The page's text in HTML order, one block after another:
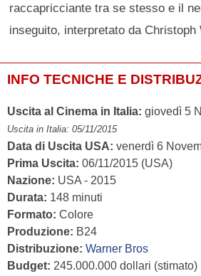
raccapricciante tra se stesso e il
inseguito, interpretato da Christoph
INFO TECNICHE E
Uscita al Cinema in Italia: giovedì 5
Uscita in Italia: 05/11/2015
Data di Uscita USA: venerdì 6
Prima Uscita: 06/11/2015 (USA)
Nazione: USA - 2015
Durata: 148 minuti
Formato: Colore
Produzione: B24
Distribuzione: Warner Bros
Budget: 245.000.000 dollari (stimato)